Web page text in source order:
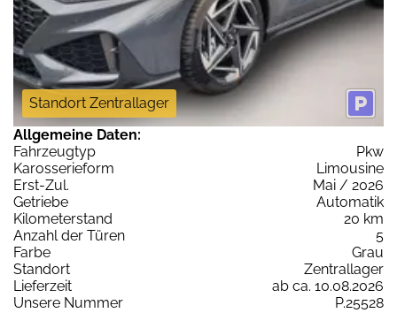
Standort Zentrallager
Allgemeine Daten:
Fahrzeugtyp
Pkw
Karosserieform
Limousine
Erst-Zul.
Mai / 2026
Getriebe
Automatik
Kilometerstand
20 km
Anzahl der Türen
5
Farbe
Grau
Standort
Zentrallager
Lieferzeit
ab ca. 10.08.2026
Unsere Nummer
P.25528